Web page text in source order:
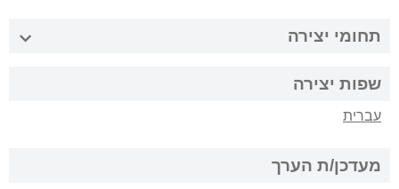
תחומי יצירה
שפות יצירה
עברית
מעדכן/ת הערך